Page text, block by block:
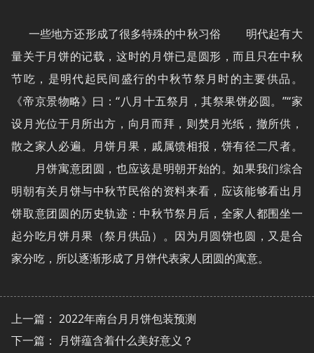
一些地方还形成了很多特殊的中秋习俗 明代起有大
量关于月饼的记载，这时的月饼已是圆形，而且只在中秋
节吃，是明代起民间盛行的中秋节祭月时的主要供品。
《帝京景物略》曰：“八月十五祭月，其祭果饼必圆。”“家
设月光位于月所出方，向月而拜，则焚月光纸，撤所供，
散之家人必遍。月饼月果，戚属馈相报，饼有径二尺者。
月饼寓意团圆，也应该是明朝开始的。如果我们综合
明朝有关月饼与中秋节民俗的资料来看，应该能够看出月
饼取意团圆的历史轨迹：中秋节祭月后，全家人都围坐一
起分吃月饼月果（祭月供品）。因为月圆饼也圆，又是合
家分吃，所以逐渐形成了月饼代表家人团圆的寓意。
上一篇： 2022年南台月月饼包装预测
下一篇： 月饼蕴含着什么美好意义？